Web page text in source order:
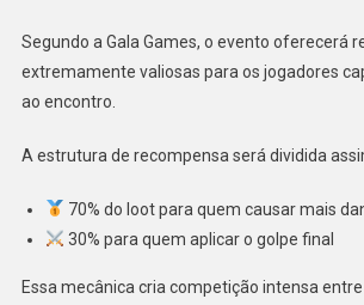
Segundo a Gala Games, o evento oferecerá
extremamente valiosas para os jogadores
ao encontro.
A estrutura de recompensa será dividida
70% do loot para quem causar mais
30% para quem aplicar o golpe final
Essa mecânica cria competição intensa